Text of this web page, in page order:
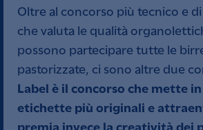
Oltre al concorso più tecnico e
che valuta le qualità
possono partecipare tutte le
pastorizzate, ci sono altre due
Label è il concorso che mette
etichette più originali e
premia invece la creatività dei